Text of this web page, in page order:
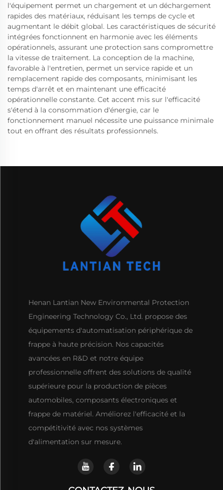
l'équipement permet un chargement et un déchargement
rapides des matériaux, réduisant les temps de cycle et
augmentant le débit global. Les caractéristiques de sécurité
intégrées fonctionnent en harmonie avec les éléments
opérationnels, assurant une protection sans compromettre
la vitesse de traitement. La conception de la machine,
favorable à l'entretien, permet un service rapide et un
remplacement rapide des composants, minimisant les
temps d'arrêt et en maintenant une efficacité
opérationnelle constante. Cet accent mis sur l'efficacité
s'étend à la consommation d'énergie, car le
fonctionnement manuel nécessite une puissance minimale
tout en offrant des résultats professionnels.
Henan Lantian New Environmental Protection
Engineering Technology Co., Ltd. propose des
équipements d'automatisation périphérique de
frappe à haute précision. Nos capacités
avancées en R&D et notre équipe
professionnelle offrent des solutions de qualité
supérieure pour la production de pièces
automobiles, composants électroniques et
frappe de matériel. Améliorez l'efficacité et la
compétitivité avec nos systèmes
d'alimentation sur mesure.